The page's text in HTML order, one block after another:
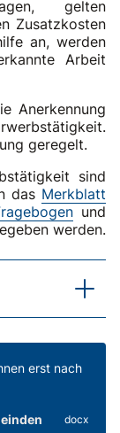
gelten
Zusatzkosten
an, werden
Arbeit
Anerkennung
geregelt.
sind
das Merkblatt
und
werden.
erst nach
docx